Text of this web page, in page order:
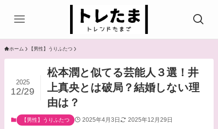
ホーム 【男性】うりふたつ
松本潤と似てる芸能人３選！井
上真央とは破局？結婚しない理
由は？
2025
12/29
【男性】うりふたつ 2025年4月3日 2025年12月29日